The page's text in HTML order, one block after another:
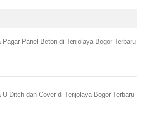
Pagar Panel Beton di Tenjolaya Bogor Terbaru
U Ditch dan Cover di Tenjolaya Bogor Terbaru